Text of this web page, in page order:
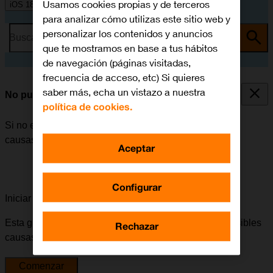
iOS 18
Busca por problema o tema
No puedo realizar llamadas
Si no es posible realizar llamadas, puede haber varias
causas posibles al problema.
Iniciar la guía para solucionar tu problema
Esta guía te va a conducir a través de una serie de posibles
causas y soluciones al problema.
Comenzar
Usamos cookies propias y de terceros
para analizar cómo utilizas este sitio web y
personalizar los contenidos y anuncios
que te mostramos en base a tus hábitos
de navegación (páginas visitadas,
frecuencia de acceso, etc) Si quieres
saber más, echa un vistazo a nuestra
política de cookies.
Configurar
Rechazar
Aceptar